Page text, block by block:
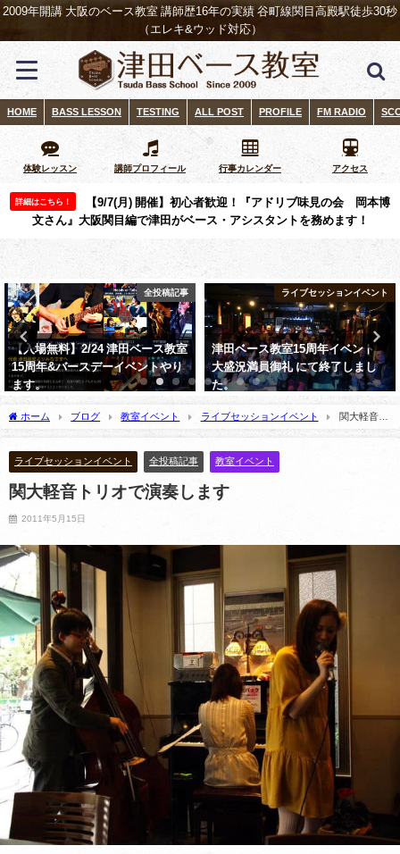
2009年開講 大阪のベース教室 講師歴16年の実績 谷町線関目高殿駅徒歩30秒
（エレキ&ウッド対応）
HOME BASS LESSON TESTING ALL POST PROFILE FM RADIO
体験レッスン 講師プロフィール 行事カレンダー アクセス
詳細はこちら！
【9/7(月) 開催】初心者歓迎！『アドリブ味見の会 岡本博
文さん』大阪関目編で津田がベース・アシスタントを務めます！
全投稿記事
【入場無料】2/24 津田ベース教室
15周年&バースデーイベントやり
ます。
ライブセッションイベント
津田ベース教室15周年イベント
大盛況満員御礼 にて終了しまし
た。
ホーム ブログ 教室イベント ライブセッションイベント
関大軽音ト
リオで演奏します
ライブセッションイベント 全投稿記事 教室イベント
関大軽音トリオで演奏します
2011年5月15日